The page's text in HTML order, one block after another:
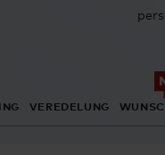
VEREDELUNG